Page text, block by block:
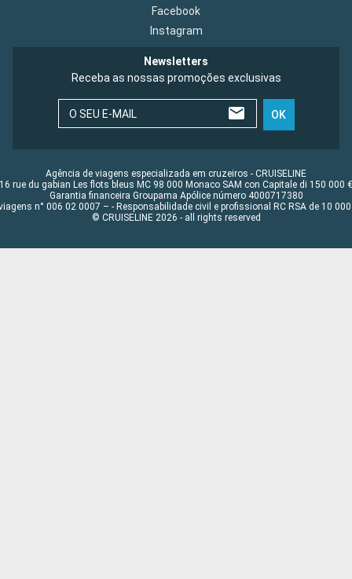
Facebook
Instagram
Newsletters
Receba as nossas promoções exclusivas
O SEU E-MAIL OK
Agência de viagens especializada em cruzeiros - CRUISELINE
16 rue du gabian Les flots bleus MC 98 000 Monaco SAM con Capitale di 150 000 €
Garantia financeira Groupama Apólice número 4000717380
n° 006 02 0007 – - Responsabilidade civil e profissional RC RSA de 10 000
© CRUISELINE 2026 - all rights reserved